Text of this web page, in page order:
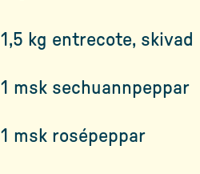
1,5 kg entrecote, skivad
1 msk sechuannpeppar
1 msk rosépeppar